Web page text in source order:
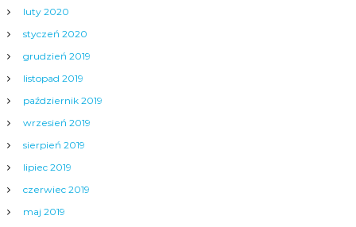
luty 2020
styczeń 2020
grudzień 2019
listopad 2019
październik 2019
wrzesień 2019
sierpień 2019
lipiec 2019
czerwiec 2019
maj 2019